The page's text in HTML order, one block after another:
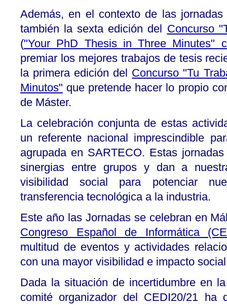
Además, en el contexto de las
también la sexta edición del Concurso
("Your PhD Thesis in Three Minutes"
premiar los mejores trabajos de tesis
la primera edición del Concurso "Tu
Minutos" que pretende hacer lo propio
de Máster.
La celebración conjunta de estas
un referente nacional imprescindible
agrupada en SARTECO. Estas
sinergias entre grupos y dan a
visibilidad social para potenciar
transferencia tecnológica a la industria.
Este año las Jornadas se celebran en
Congreso Español de Informática
multitud de eventos y actividades
con una mayor visibilidad e impacto
Dada la situación de incertidumbre en
comité organizador del CEDI20/21 ha